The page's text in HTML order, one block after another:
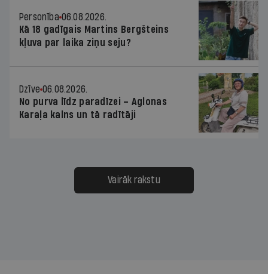
Personība 06.08.2026.
Kā 18 gadīgais Martins Bergšteins
kļuva par laika ziņu seju?
Dzīve 06.08.2026.
No purva līdz paradīzei – Aglonas
Karaļa kalns un tā radītāji
Vairāk rakstu